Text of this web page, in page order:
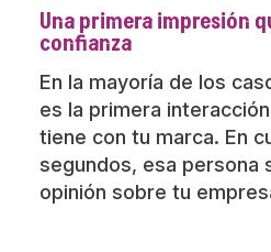
Una primera impresión
confianza
En la mayoría de los
es la primera
tiene con tu marca. En
segundos, esa persona
opinión sobre tu